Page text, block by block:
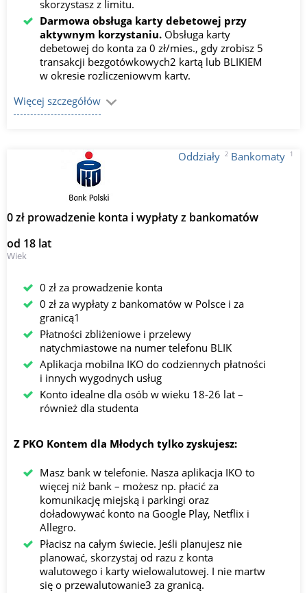
skorzystasz z limitu.
Darmowa obsługa karty debetowej przy
aktywnym korzystaniu. Obsługa karty
debetowej do konta za 0 zł/mies., gdy zrobisz 5
transakcji bezgotówkowych2 kartą lub BLIKIEM
w okresie rozliczeniowym karty.
gotówkę BLIKIEM ze wszystkich bankomatów w
Polsce za 0 zł, a kartą ze wszystkich
Więcej szczegółów
Oddziały 2 Bankomaty 1
0 zł prowadzenie konta i wypłaty z bankomatów
od 18 lat
Wiek
0 zł za prowadzenie konta
0 zł za wypłaty z bankomatów w Polsce i za
granicą1
Płatności zbliżeniowe i przelewy
natychmiastowe na numer telefonu BLIK
Aplikacja mobilna IKO do codziennych płatności
i innych wygodnych usług
Konto idealne dla osób w wieku 18-26 lat –
również dla studenta
Z PKO Kontem dla Młodych tylko zyskujesz:
Masz bank w telefonie. Nasza aplikacja IKO to
więcej niż bank – możesz np. płacić za
komunikację miejską i parkingi oraz
doładowywać konto na Google Play, Netflix i
Allegro.
Płacisz na całym świecie. Jeśli planujesz nie
planować, skorzystaj od razu z konta
walutowego i karty wielowalutowej. I nie martw
się o przewalutowanie3 za granicą.